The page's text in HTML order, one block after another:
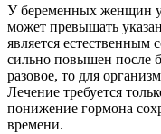
У беременных женщин
может превышать
является
сильно повышен после
разовое, то для
Лечение требуется
понижение гормона
времени.